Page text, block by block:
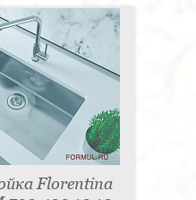
Florentina